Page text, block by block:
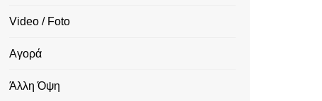
Video / Foto
Αγορά
Άλλη Όψη